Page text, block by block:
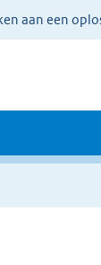
aan een